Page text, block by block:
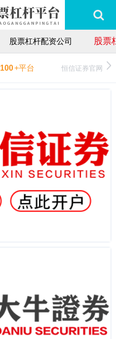
股票杠杆配资公司 股票
100+平台 恒信证券官网